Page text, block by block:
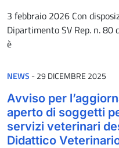
3 febbraio 2026 Con
Dipartimento SV Rep. n.
è
NEWS -PUBBLICATO IL
29 DICEMBRE 2025
Avviso per
aperto di soggetti
servizi veterinari
Didattico